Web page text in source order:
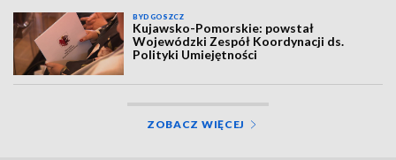
BYDGOSZCZ
Kujawsko-Pomorskie: powstał
Wojewódzki Zespół Koordynacji ds.
Polityki Umiejętności
ZOBACZ WIĘCEJ